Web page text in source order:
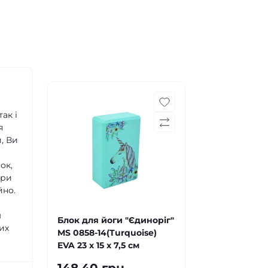
і
Ви
Блок для йоги "Єдиноріг"
MS 0858-14(Turquoise)
EVA 23 х 15 х 7,5 см